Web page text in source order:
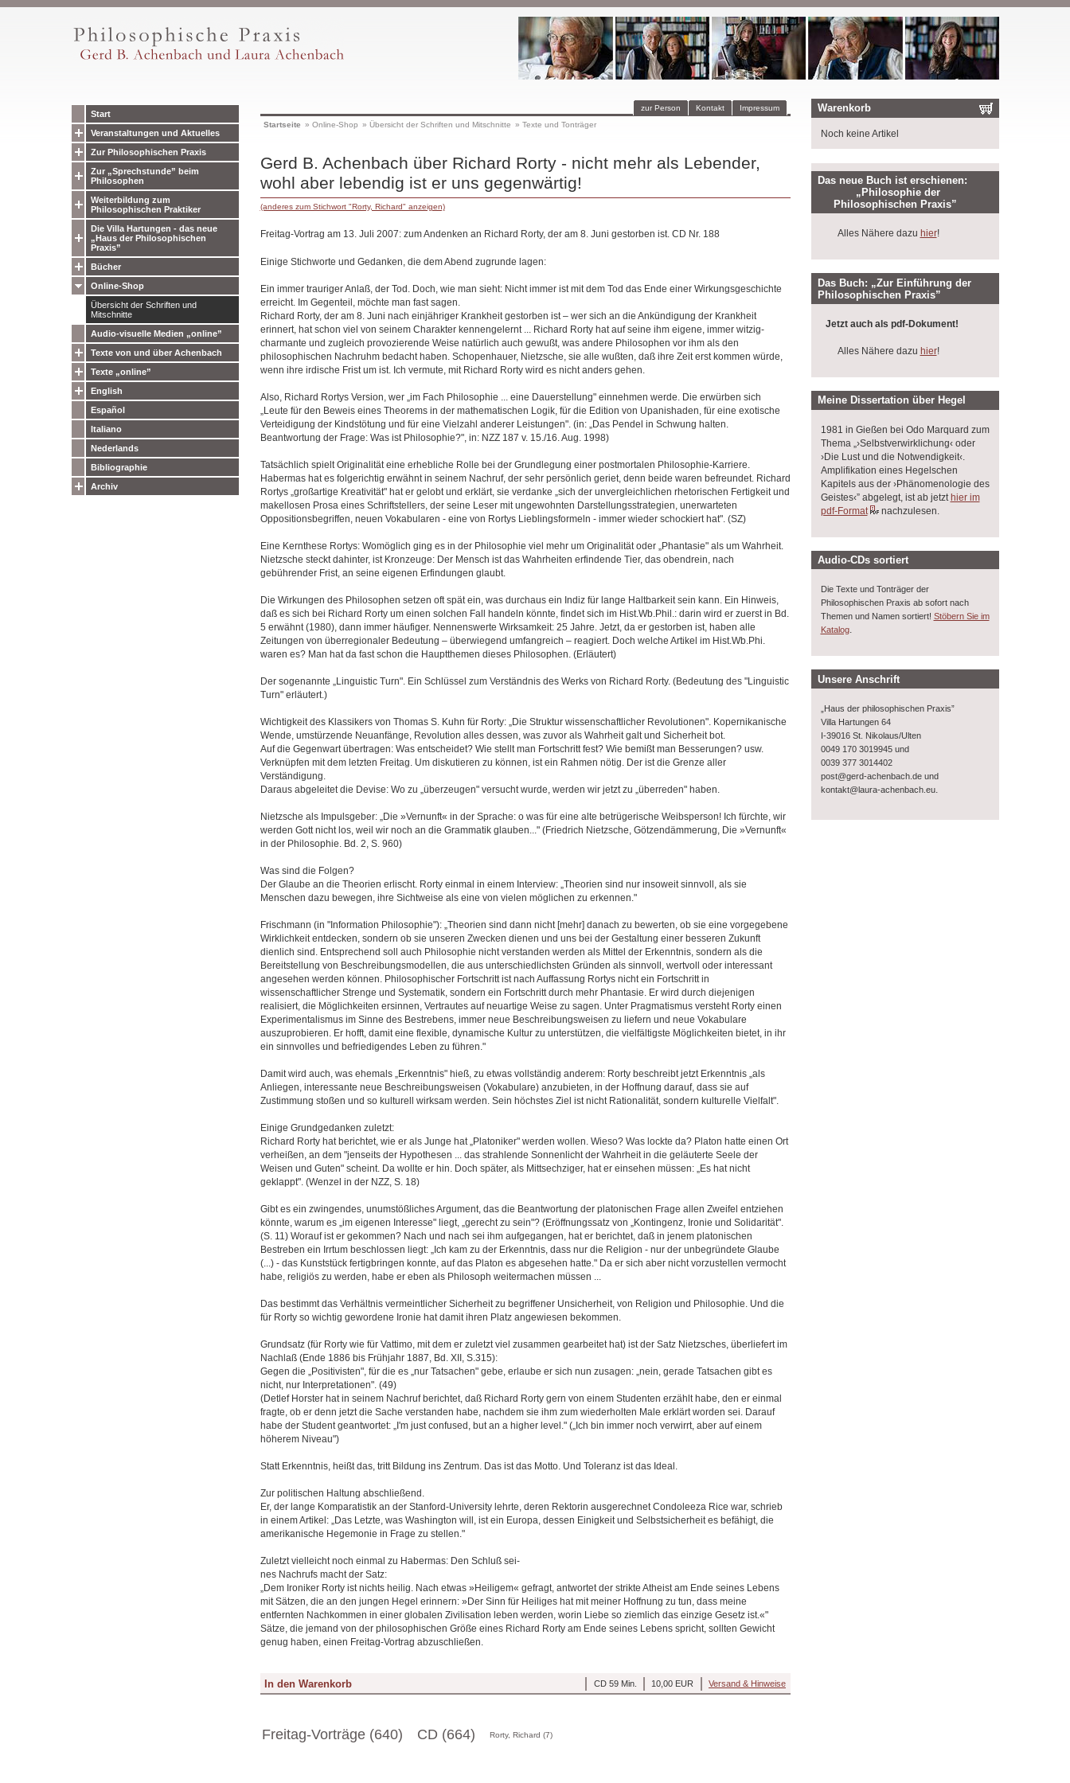
Start
Veranstaltungen und Aktuelles
Zur Philosophischen Praxis
Zur „Sprechstunde” beim
Philosophen
Weiterbildung zum
Philosophischen Praktiker
Die Villa Hartungen - das neue
„Haus der Philosophischen
Praxis”
Bücher
Online-Shop
Übersicht der Schriften und
Mitschnitte
Audio-visuelle Medien „online”
Texte von und über Achenbach
Texte „online”
English
Español
Italiano
Nederlands
Bibliographie
Archiv
Impressum
Kontakt
zur Person
Startseite » Online-Shop » Übersicht der Schriften und Mitschnitte » Texte und Tonträger
Gerd B. Achenbach über Richard Rorty - nicht mehr als Lebender,
wohl aber lebendig ist er uns gegenwärtig!
(anderes zum Stichwort "Rorty, Richard" anzeigen)
Freitag-Vortrag am 13. Juli 2007: zum Andenken an Richard Rorty, der am 8. Juni gestorben ist. CD Nr. 188
Einige Stichworte und Gedanken, die dem Abend zugrunde lagen:
Ein immer trauriger Anlaß, der Tod. Doch, wie man sieht: Nicht immer ist mit dem Tod das Ende einer Wirkungsgeschichte
erreicht. Im Gegenteil, möchte man fast sagen.
Richard Rorty, der am 8. Juni nach einjähriger Krankheit gestorben ist – wer sich an die Ankündigung der Krankheit
erinnert, hat schon viel von seinem Charakter kennengelernt ... Richard Rorty hat auf seine ihm eigene, immer witzig-
charmante und zugleich provozierende Weise natürlich auch gewußt, was andere Philosophen vor ihm als den
philosophischen Nachruhm bedacht haben. Schopenhauer, Nietzsche, sie alle wußten, daß ihre Zeit erst kommen würde,
wenn ihre irdische Frist um ist. Ich vermute, mit Richard Rorty wird es nicht anders gehen.
Also, Richard Rortys Version, wer „im Fach Philosophie ... eine Dauerstellung" einnehmen werde. Die erwürben sich
„Leute für den Beweis eines Theorems in der mathematischen Logik, für die Edition von Upanishaden, für eine exotische
Verteidigung der Kindstötung und für eine Vielzahl anderer Leistungen". (in: „Das Pendel in Schwung halten.
Beantwortung der Frage: Was ist Philosophie?", in: NZZ 187 v. 15./16. Aug. 1998)
Tatsächlich spielt Originalität eine erhebliche Rolle bei der Grundlegung einer postmortalen Philosophie-Karriere.
Habermas hat es folgerichtig erwähnt in seinem Nachruf, der sehr persönlich geriet, denn beide waren befreundet. Richard
Rortys „großartige Kreativität" hat er gelobt und erklärt, sie verdanke „sich der unvergleichlichen rhetorischen Fertigkeit und
makellosen Prosa eines Schriftstellers, der seine Leser mit ungewohnten Darstellungsstrategien, unerwarteten
Oppositionsbegriffen, neuen Vokabularen - eine von Rortys Lieblingsformeln - immer wieder schockiert hat". (SZ)
Eine Kernthese Rortys: Womöglich ging es in der Philosophie viel mehr um Originalität oder „Phantasie" als um Wahrheit.
Nietzsche steckt dahinter, ist Kronzeuge: Der Mensch ist das Wahrheiten erfindende Tier, das obendrein, nach
gebührender Frist, an seine eigenen Erfindungen glaubt.
Die Wirkungen des Philosophen setzen oft spät ein, was durchaus ein Indiz für lange Haltbarkeit sein kann. Ein Hinweis,
daß es sich bei Richard Rorty um einen solchen Fall handeln könnte, findet sich im Hist.Wb.Phil.: darin wird er zuerst in Bd.
5 erwähnt (1980), dann immer häufiger. Nennenswerte Wirksamkeit: 25 Jahre. Jetzt, da er gestorben ist, haben alle
Zeitungen von überregionaler Bedeutung – überwiegend umfangreich – reagiert. Doch welche Artikel im Hist.Wb.Phi.
waren es? Man hat da fast schon die Hauptthemen dieses Philosophen. (Erläutert)
Der sogenannte „Linguistic Turn". Ein Schlüssel zum Verständnis des Werks von Richard Rorty. (Bedeutung des "Linguistic
Turn" erläutert.)
Wichtigkeit des Klassikers von Thomas S. Kuhn für Rorty: „Die Struktur wissenschaftlicher Revolutionen". Kopernikanische
Wende, umstürzende Neuanfänge, Revolution alles dessen, was zuvor als Wahrheit galt und Sicherheit bot.
Auf die Gegenwart übertragen: Was entscheidet? Wie stellt man Fortschritt fest? Wie bemißt man Besserungen? usw.
Verknüpfen mit dem letzten Freitag. Um diskutieren zu können, ist ein Rahmen nötig. Der ist die Grenze aller
Verständigung.
Daraus abgeleitet die Devise: Wo zu „überzeugen" versucht wurde, werden wir jetzt zu „überreden" haben.
Nietzsche als Impulsgeber: „Die »Vernunft« in der Sprache: o was für eine alte betrügerische Weibsperson! Ich fürchte, wir
werden Gott nicht los, weil wir noch an die Grammatik glauben..." (Friedrich Nietzsche, Götzendämmerung, Die »Vernunft«
in der Philosophie. Bd. 2, S. 960)
Was sind die Folgen?
Der Glaube an die Theorien erlischt. Rorty einmal in einem Interview: „Theorien sind nur insoweit sinnvoll, als sie
Menschen dazu bewegen, ihre Sichtweise als eine von vielen möglichen zu erkennen."
Frischmann (in "Information Philosophie"): „Theorien sind dann nicht [mehr] danach zu bewerten, ob sie eine vorgegebene
Wirklichkeit entdecken, sondern ob sie unseren Zwecken dienen und uns bei der Gestaltung einer besseren Zukunft
dienlich sind. Entsprechend soll auch Philosophie nicht verstanden werden als Mittel der Erkenntnis, sondern als die
Bereitstellung von Beschreibungsmodellen, die aus unterschiedlichsten Gründen als sinnvoll, wertvoll oder interessant
angesehen werden können. Philosophischer Fortschritt ist nach Auffassung Rortys nicht ein Fortschritt in
wissenschaftlicher Strenge und Systematik, sondern ein Fortschritt durch mehr Phantasie. Er wird durch diejenigen
realisiert, die Möglichkeiten ersinnen, Vertrautes auf neuartige Weise zu sagen. Unter Pragmatismus versteht Rorty einen
Experimentalismus im Sinne des Bestrebens, immer neue Beschreibungsweisen zu liefern und neue Vokabulare
auszuprobieren. Er hofft, damit eine flexible, dynamische Kultur zu unterstützen, die vielfältigste Möglichkeiten bietet, in ihr
ein sinnvolles und befriedigendes Leben zu führen."
Damit wird auch, was ehemals „Erkenntnis" hieß, zu etwas vollständig anderem: Rorty beschreibt jetzt Erkenntnis „als
Anliegen, interessante neue Beschreibungsweisen (Vokabulare) anzubieten, in der Hoffnung darauf, dass sie auf
Zustimmung stoßen und so kulturell wirksam werden. Sein höchstes Ziel ist nicht Rationalität, sondern kulturelle Vielfalt".
Einige Grundgedanken zuletzt:
Richard Rorty hat berichtet, wie er als Junge hat „Platoniker" werden wollen. Wieso? Was lockte da? Platon hatte einen Ort
verheißen, an dem "jenseits der Hypothesen ... das strahlende Sonnenlicht der Wahrheit in die geläuterte Seele der
Weisen und Guten" scheint. Da wollte er hin. Doch später, als Mittsechziger, hat er einsehen müssen: „Es hat nicht
geklappt". (Wenzel in der NZZ, S. 18)
Gibt es ein zwingendes, unumstößliches Argument, das die Beantwortung der platonischen Frage allen Zweifel entziehen
könnte, warum es „im eigenen Interesse" liegt, „gerecht zu sein"? (Eröffnungssatz von „Kontingenz, Ironie und Solidarität".
(S. 11) Worauf ist er gekommen? Nach und nach sei ihm aufgegangen, hat er berichtet, daß in jenem platonischen
Bestreben ein Irrtum beschlossen liegt: „Ich kam zu der Erkenntnis, dass nur die Religion - nur der unbegründete Glaube
(...) - das Kunststück fertigbringen konnte, auf das Platon es abgesehen hatte." Da er sich aber nicht vorzustellen vermocht
habe, religiös zu werden, habe er eben als Philosoph weitermachen müssen ...
Das bestimmt das Verhältnis vermeintlicher Sicherheit zu begriffener Unsicherheit, von Religion und Philosophie. Und die
für Rorty so wichtig gewordene Ironie hat damit ihren Platz angewiesen bekommen.
Grundsatz (für Rorty wie für Vattimo, mit dem er zuletzt viel zusammen gearbeitet hat) ist der Satz Nietzsches, überliefert im
Nachlaß (Ende 1886 bis Frühjahr 1887, Bd. XII, S.315):
Gegen die „Positivisten", für die es „nur Tatsachen" gebe, erlaube er sich nun zusagen: „nein, gerade Tatsachen gibt es
nicht, nur Interpretationen". (49)
(Detlef Horster hat in seinem Nachruf berichtet, daß Richard Rorty gern von einem Studenten erzählt habe, den er einmal
fragte, ob er denn jetzt die Sache verstanden habe, nachdem sie ihm zum wiederholten Male erklärt worden sei. Darauf
habe der Student geantwortet: „I'm just confused, but an a higher level." („Ich bin immer noch verwirrt, aber auf einem
höherem Niveau")
Statt Erkenntnis, heißt das, tritt Bildung ins Zentrum. Das ist das Motto. Und Toleranz ist das Ideal.
Zur politischen Haltung abschließend.
Er, der lange Komparatistik an der Stanford-University lehrte, deren Rektorin ausgerechnet Condoleeza Rice war, schrieb
in einem Artikel: „Das Letzte, was Washington will, ist ein Europa, dessen Einigkeit und Selbstsicherheit es befähigt, die
amerikanische Hegemonie in Frage zu stellen."
Zuletzt vielleicht noch einmal zu Habermas: Den Schluß sei-
nes Nachrufs macht der Satz:
„Dem Ironiker Rorty ist nichts heilig. Nach etwas »Heiligem« gefragt, antwortet der strikte Atheist am Ende seines Lebens
mit Sätzen, die an den jungen Hegel erinnern: »Der Sinn für Heiliges hat mit meiner Hoffnung zu tun, dass meine
entfernten Nachkommen in einer globalen Zivilisation leben werden, worin Liebe so ziemlich das einzige Gesetz ist.«"
Sätze, die jemand von der philosophischen Größe eines Richard Rorty am Ende seines Lebens spricht, sollten Gewicht
genug haben, einen Freitag-Vortrag abzuschließen.
Versand & Hinweise
10,00 EUR
CD 59 Min.
Freitag-Vorträge (640) CD (664) Rorty, Richard (7)
Warenkorb
Noch keine Artikel
Das neue Buch ist erschienen:
„Philosophie der
Philosophischen Praxis”
Alles Nähere dazu hier!
Das Buch: „Zur Einführung der
Philosophischen Praxis”
Jetzt auch als pdf-Dokument!
Alles Nähere dazu hier!
Meine Dissertation über Hegel
1981 in Gießen bei Odo Marquard zum
Thema „›Selbstverwirklichung‹ oder
›Die Lust und die Notwendigkeit‹.
Amplifikation eines Hegelschen
Kapitels aus der ›Phänomenologie des
Geistes‹” abgelegt, ist ab jetzt hier im
pdf-Format
nachzulesen.
Audio-CDs sortiert
Die Texte und Tonträger der
Philosophischen Praxis ab sofort nach
Themen und Namen sortiert! Stöbern Sie im
Katalog.
Unsere Anschrift
„Haus der philosophischen Praxis”
Villa Hartungen 64
I-39016 St. Nikolaus/Ulten
0049 170 3019945 und
0039 377 3014402
post@gerd-achenbach.de und
kontakt@laura-achenbach.eu.